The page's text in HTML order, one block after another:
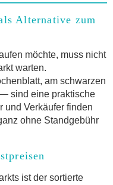
Alternative zum
möchte, muss nicht
warten.
am schwarzen
sind eine praktische
und Verkäufer finden
ohne Standgebühr
ist der sortierte